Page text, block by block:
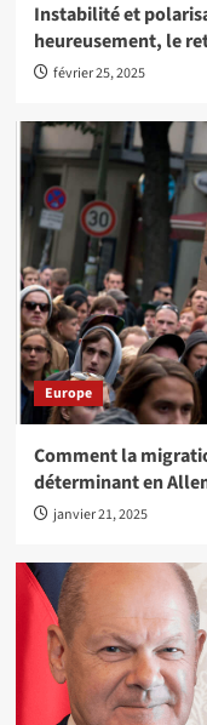
Instabilité et
heureusement, le
février 25, 2025
Europe
Comment la
déterminant en
janvier 21, 2025